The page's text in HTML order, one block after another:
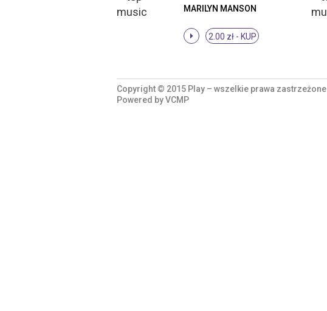
MARILYN MANSON
2.00 zł - KUP
Copyright © 2015 Play – wszelkie prawa zastrzeżone
Powered byVCMP